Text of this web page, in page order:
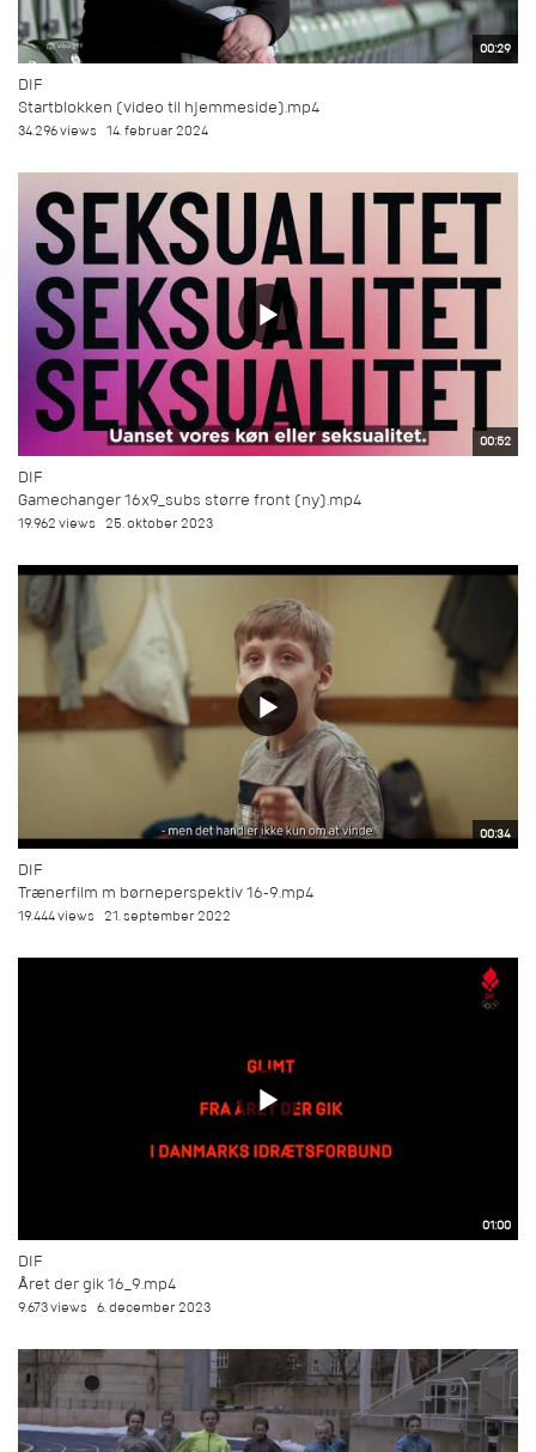
00:29
DIF
Startblokken (video til hjemmeside).mp4
34.296 views 14. februar 2024
00:52
DIF
Gamechanger 16x9_subs større front (ny).mp4
19.962 views 25. oktober 2023
00:34
DIF
Trænerfilm m børneperspektiv 16-9.mp4
19.444 views 21. september 2022
01:00
DIF
Året der gik 16_9.mp4
9.673 views 6. december 2023